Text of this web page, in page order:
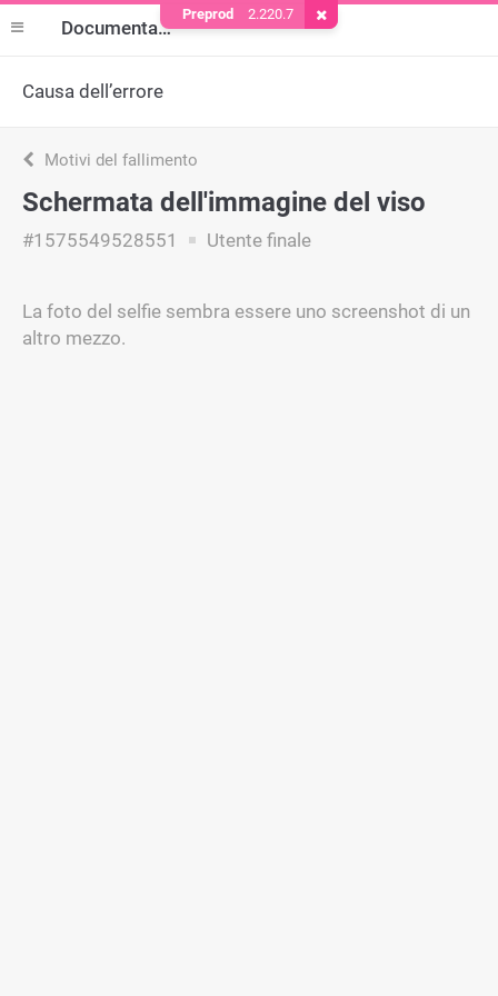
Documentazione
Causa dell’errore
Motivi del fallimento
Schermata dell'immagine del viso
#1575549528551 Utente finale
La foto del selfie sembra essere uno screenshot di un
altro mezzo.
Preprod 2.220.7 Rimuovere il cookie